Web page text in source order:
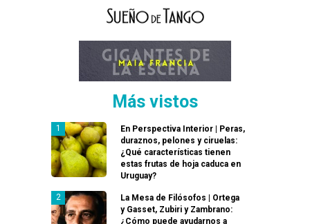
Más vistos
En Perspectiva Interior | Peras,
duraznos, pelones y ciruelas:
¿Qué características tienen
estas frutas de hoja caduca en
Uruguay?
La Mesa de Filósofos | Ortega
y Gasset, Zubiri y Zambrano:
¿Cómo puede ayudarnos a